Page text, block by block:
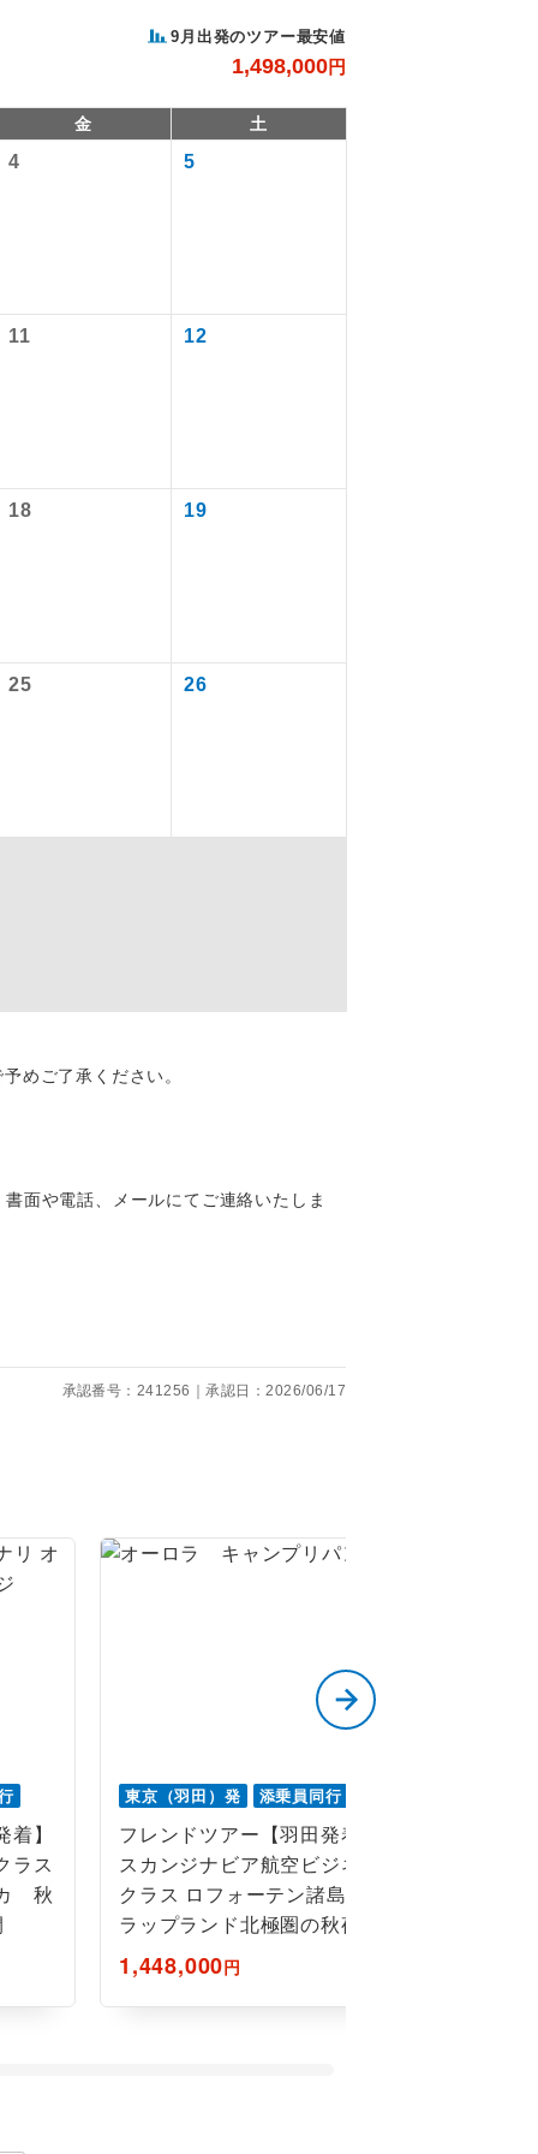
9月出発のツアー最安値
1,498,000円
金 土
4 5
11 12
18 19
25 26
めご了承ください。
面や電話、メールにてご連絡いたしま
承認番号：241256｜承認日：2026/06/17
着】
ラス
秋
東京（羽田）発 添乗員同行
フレンドツアー【羽田発着】
スカンジナビア航空ビジネス
クラス ロフォーテン諸島と
ラップランド北極圏の秋夜を
染めるオーロラを訪ねて9日
1,448,000円
円
1,000円
1,000円
円
さい。
いりませ
便利で